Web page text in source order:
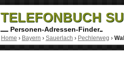
TELEFONBUCH
Personen-Adressen-Finder
Home › Bayern › Sauerlach › Pechlerweg ›